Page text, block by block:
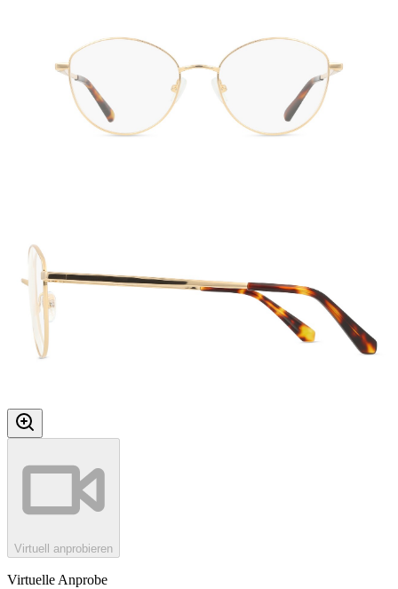
Virtuell anprobieren
Virtuelle Anprobe